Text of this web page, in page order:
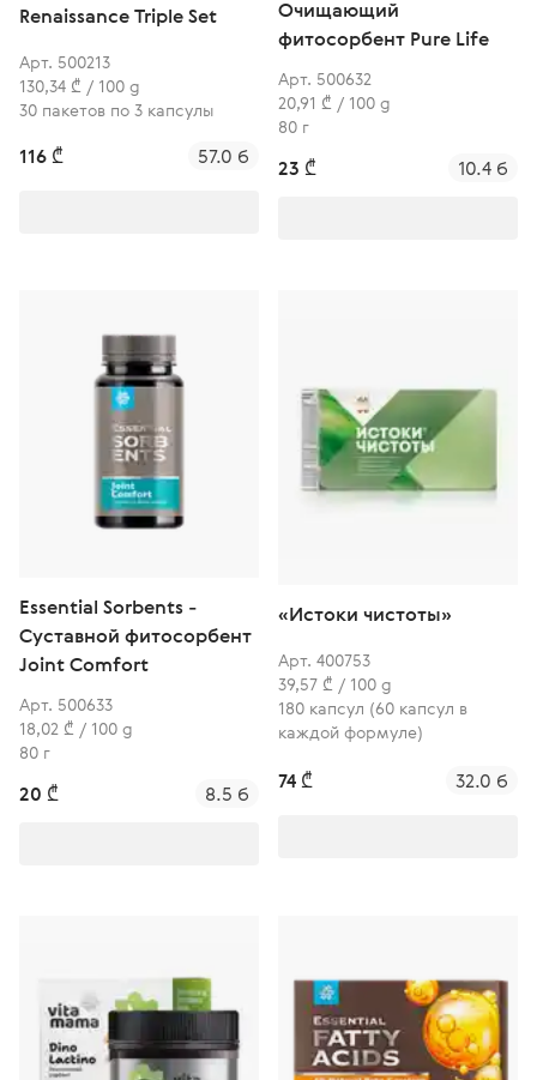
Renaissance Triple Set
Арт. 500213
130,34 ₾ / 100 g
30 пакетов по 3 капсулы
116 ₾ 57.0 б
Очищающий
фитосорбент Pure Life
Арт. 500632
20,91 ₾ / 100 g
80 г
23 ₾ 10.4 б
Essential Sorbents -
Cуставной фитосорбент
Joint Comfort
Арт. 500633
18,02 ₾ / 100 g
80 г
20 ₾ 8.5 б
«Истоки чистоты»
Арт. 400753
39,57 ₾ / 100 g
180 капсул (60 капсул в
каждой формуле)
74 ₾ 32.0 б